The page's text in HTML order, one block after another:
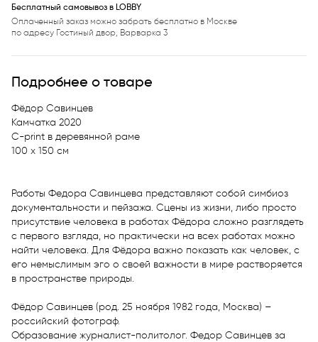
Бесплатный самовывоз в LOBBY
Оплаченный заказ можно забрать бесплатно в Москве
по адресу Гостиный двор, Варварка 3
Подробнее о товаре
Фёдор Савинцев
Камчатка 2020
С-print в деревянной раме
100 х 150 см
Работы Федора Савинцева представляют собой симбиоз
документальности и пейзажа. Сцены из жизни, либо просто
присутствие человека в работах Фёдора сложно разглядеть
с первого взгляда, но практически на всех работах можно
найти человека. Для Фёдора важно показать как человек, с
его немыслимым эго о своей важности в мире растворяется
в пространстве природы.
Фёдор Савинцев (род. 25 ноября 1982 года, Москва) –
российский фотограф.
Образование журналист-политолог. Федор Савинцев за